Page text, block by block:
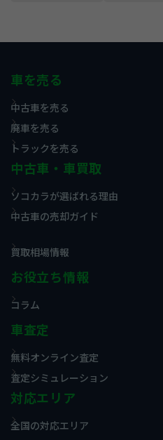
車を売る
中古車を売る
廃車を売る
トラックを売る
中古車・車買取
ソコカラが選ばれる理由
中古車の売却ガイド
買取相場情報
お役立ち情報
コラム
車査定
無料オンライン査定
査定シミュレーション
対応エリア
全国の対応エリア